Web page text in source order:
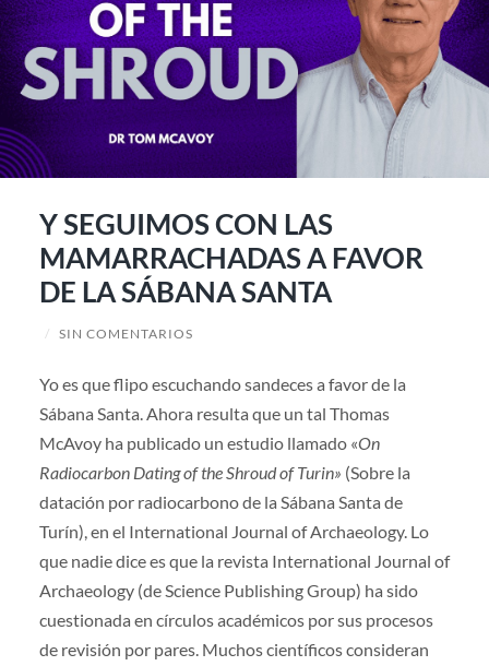
Y SEGUIMOS CON LAS
MAMARRACHADAS A FAVOR
DE LA SÁBANA SANTA
/ SIN COMENTARIOS
Yo es que flipo escuchando sandeces a favor de la
Sábana Santa. Ahora resulta que un tal Thomas
McAvoy ha publicado un estudio llamado «On
Radiocarbon Dating of the Shroud of Turin» (Sobre la
datación por radiocarbono de la Sábana Santa de
Turín), en el International Journal of Archaeology. Lo
que nadie dice es que la revista International Journal of
Archaeology (de Science Publishing Group) ha sido
cuestionada en círculos académicos por sus procesos
de revisión por pares. Muchos científicos consideran